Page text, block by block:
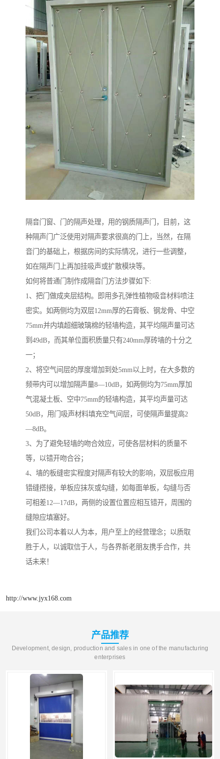
隔音门窗、门的隔声处理，用的钢质隔声门，目前，这
种隔声门广泛使用对隔声要求很高的门上，当然，在隔
音门的基础上，根据房间的实际情况，进行一些调整，
如在隔声门上再加挂吸声或扩散模块等。
如何将普通门制作成隔音门方法步骤如下:
1、把门做成夹层结构。即用多孔弹性植物吸音材料喷注
密实。如两侧均为双层12mm厚的石膏板、钢龙骨、中空
75mm并内填超细玻璃棉的轻墙构造，其平均隔声量可达
到49dB，而其单位面积质量只有240mm厚砖墙的十分之
一；
2、将空气间层的厚度增加到处5mm以上时，在大多数的
频带内可以增加隔声量8—10dB，如两侧均为75mm厚加
气混凝土板、空中75mm的轻墙构造，其平均声量可达
50dB，用门吸声材料填充空气间层，可使隔声量提高2
—8dB。
3、为了避免轻墙的吻合效应，可使各层材料的质量不
等，以错开吻合谷；
4、墙的板缝密实程度对隔声有较大的影响，双层板应用
错缝搭接，单板应抹灰或勾缝，如每面单板，勾缝与否
可相差12—17dB，两侧的设置位置应相互错开，周围的
缝隙应填塞好。
我们公司本着以人为本，用户至上的经营理念；以质取
胜于人，以诚取信于人，与各界新老朋友携手合作，共
话未来！
http://www.jyx168.com
产品推荐
Development, design, production and sales in one of the manufacturing
enterprises